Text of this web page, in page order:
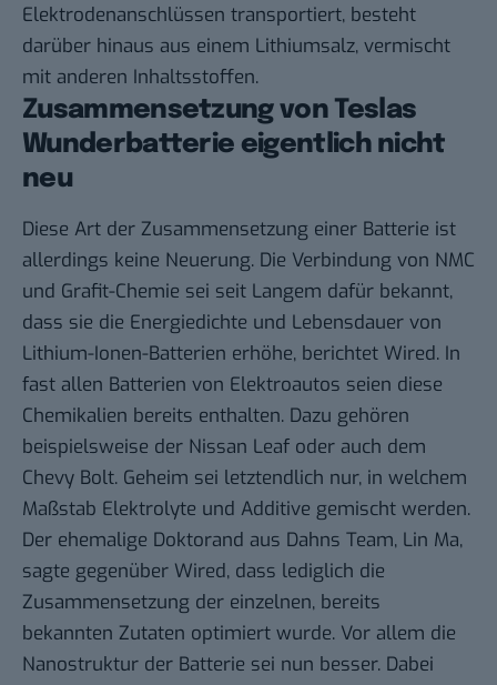
Elektrodenanschlüssen transportiert, besteht
darüber hinaus aus einem Lithiumsalz, vermischt
mit anderen Inhaltsstoffen.
Zusammensetzung von Teslas
Wunderbatterie eigentlich nicht
neu
Diese Art der Zusammensetzung einer Batterie ist
allerdings keine Neuerung. Die Verbindung von NMC
und Grafit-Chemie sei seit Langem dafür bekannt,
dass sie die Energiedichte und Lebensdauer von
Lithium-Ionen-Batterien erhöhe, berichtet Wired. In
fast allen Batterien von Elektroautos seien diese
Chemikalien bereits enthalten. Dazu gehören
beispielsweise der Nissan Leaf oder auch dem
Chevy Bolt. Geheim sei letztendlich nur, in welchem
Maßstab Elektrolyte und Additive gemischt werden.
Der ehemalige Doktorand aus Dahns Team, Lin Ma,
sagte gegenüber Wired, dass lediglich die
Zusammensetzung der einzelnen, bereits
bekannten Zutaten optimiert wurde. Vor allem die
Nanostruktur der Batterie sei nun besser. Dabei